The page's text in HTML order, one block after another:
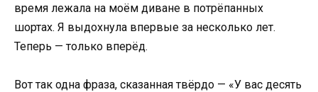
время лежала на моём диване в потрёпанных
шортах. Я выдохнула впервые за несколько лет.
Теперь — только вперёд.
Вот так одна фраза, сказанная твёрдо — «У вас десять